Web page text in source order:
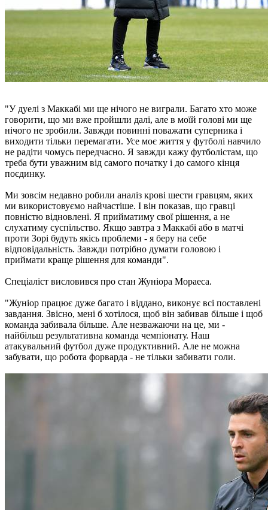
"У дуелі з Маккабі ми ще нічого не виграли. Багато хто може
говорити, що ми вже пройшли далі, але в моїй голові ми ще
нічого не зробили. Завжди повинні поважати суперника і
виходити тільки перемагати. Усе моє життя у футболі навчило
не радіти чомусь передчасно. Я завжди кажу футболістам, що
треба бути уважним від самого початку і до самого кінця
поєдинку.
Ми зовсім недавно робили аналіз крові шести гравцям, яких
ми використовуємо найчастіше. І він показав, що гравці
повністю відновлені. Я прийматиму свої рішення, а не
слухатиму суспільство. Якщо завтра з Маккабі або в матчі
проти Зорі будуть якісь проблеми - я беру на себе
відповідальність. Завжди потрібно думати головою і
приймати краще рішення для команди".
Спеціаліст висловився про стан Жуніора Мораеса.
"Жуніор працює дуже багато і віддано, виконує всі поставлені
завдання. Звісно, мені б хотілося, щоб він забивав більше і щоб
команда забивала більше. Але незважаючи на це, ми -
найбільш результативна команда чемпіонату. Наш
атакувальний футбол дуже продуктивний. Але не можна
забувати, що робота форварда - не тільки забивати голи.